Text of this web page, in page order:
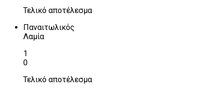
Τελικό αποτέλεσμα
Παναιτωλικός
Λαμία
1
0
Τελικό αποτέλεσμα